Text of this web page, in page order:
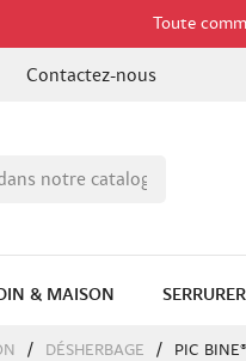
Toute
Contactez-nous
& MAISON
DÉSHERBAGE PIC